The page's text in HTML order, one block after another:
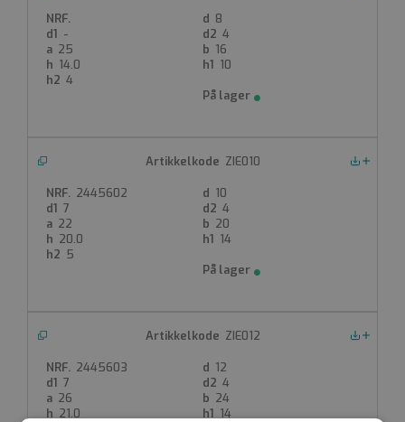
8
-
4
25
16
14.0
10
4
ZIE010
2445602
10
7
4
22
20
20.0
14
5
ZIE012
2445603
12
7
4
26
24
21.0
14